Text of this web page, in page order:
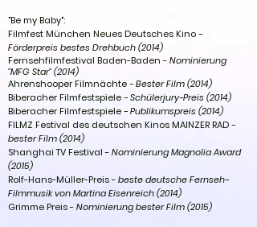
"Be my Baby":
Filmfest München Neues Deutsches Kino-
Förderpreis bestes Drehbuch (2014)
Fernsehfilmfestival Baden-Baden -Nominierung
"MFG Star" (2014)
Ahrenshooper Filmnächte- Bester Film (2014)
Biberacher Filmfestspiele- Schülerjury-Preis (2014)
Biberacher Filmfestspiele- Publikumspreis (2014)
FILMZ Festival des deutschen Kinos MAINZER RAD-
bester Film (2014)
Shanghai TV Festival -Nominierung Magnolia Award
(2015)
Rolf-Hans-Müller-Preis -beste deutsche Fernseh-
Filmmusik von Martina Eisenreich (2014)
Grimme Preis -Nominierung bester Film (2015)